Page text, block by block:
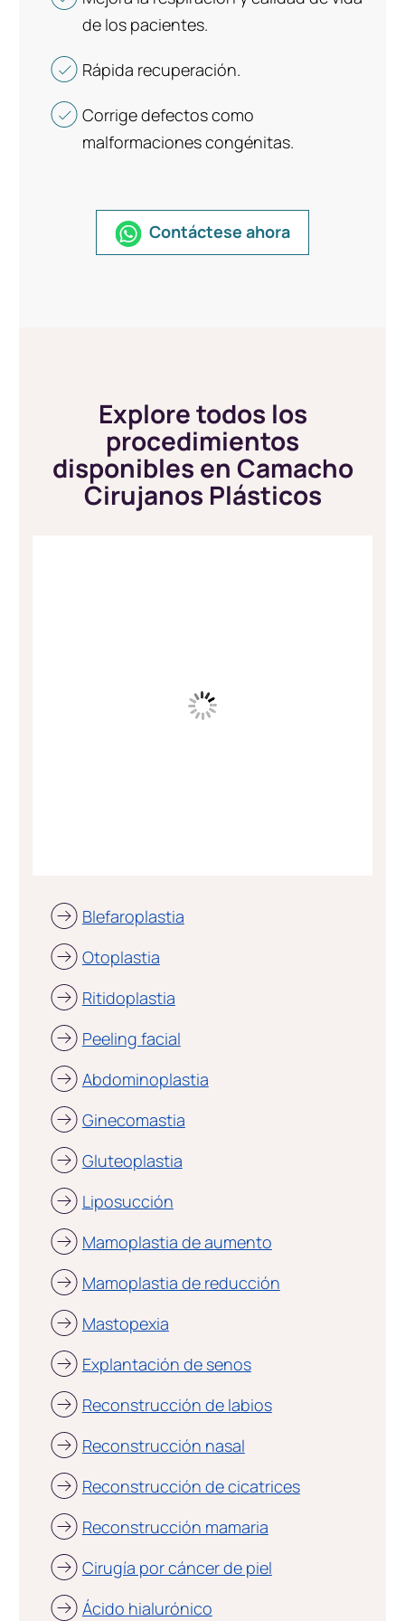
de los pacientes.
Rápida recuperación.
Corrige defectos como
malformaciones congénitas.
Contáctese ahora
Explore todos los
procedimientos
disponibles en Camacho
Cirujanos Plásticos
Blefaroplastia
Otoplastia
Ritidoplastia
Peeling facial
Abdominoplastia
Ginecomastia
Gluteoplastia
Liposucción
Mamoplastia de aumento
Mamoplastia de reducción
Mastopexia
Explantación de senos
Reconstrucción de labios
Reconstrucción nasal
Reconstrucción de cicatrices
Reconstrucción mamaria
Cirugía por cáncer de piel
Ácido hialurónico